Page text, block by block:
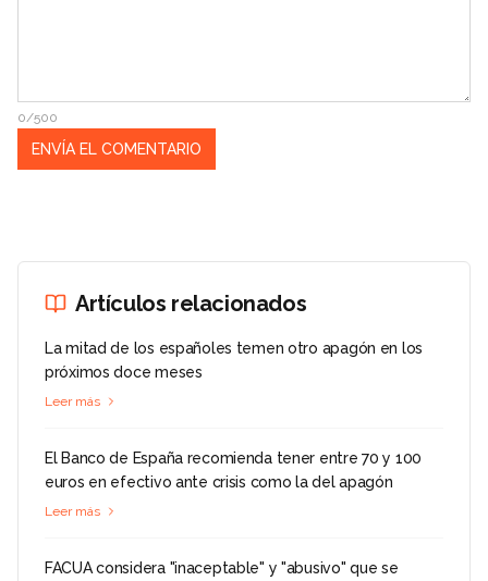
0/500
Artículos relacionados
La mitad de los españoles temen otro apagón en los
próximos doce meses
Leer más
El Banco de España recomienda tener entre 70 y 100
euros en efectivo ante crisis como la del apagón
Leer más
FACUA considera "inaceptable" y "abusivo" que se